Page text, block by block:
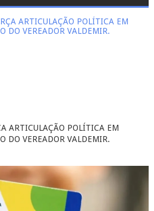
ARTICULAÇÃO POLÍTICA EM
DO VEREADOR VALDEMIR.